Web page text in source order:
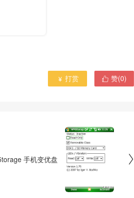
 赞(0)
 打赏

手机变优盘